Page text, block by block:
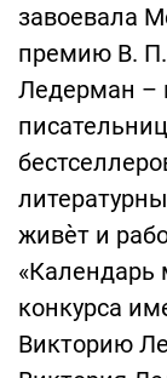
завоевала
премию В. П.
Ледерман –
живѐт и
«Календарь
конкурса
Викторию